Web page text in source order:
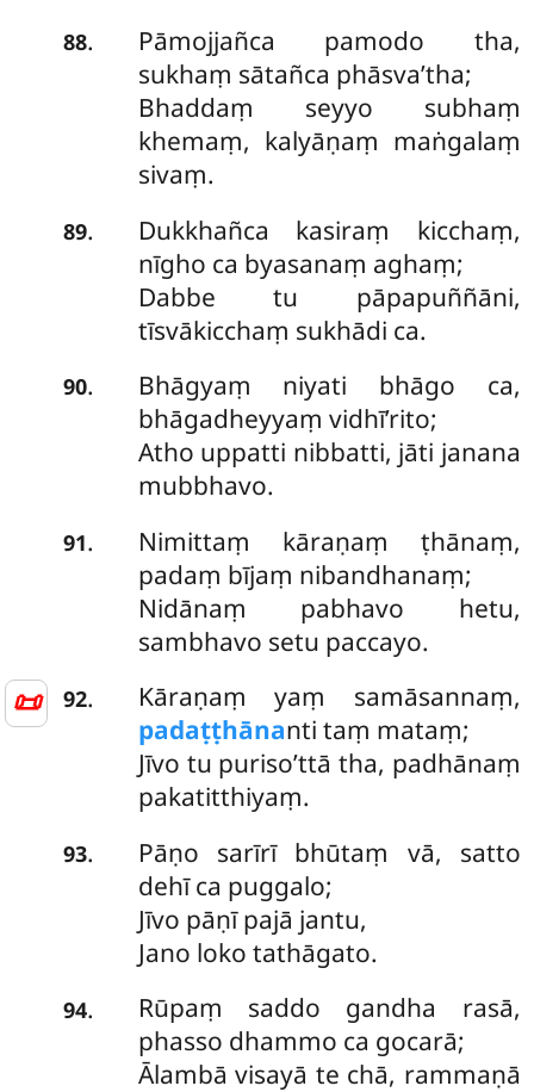
📜
88.
Pāmojjañca pamodo tha,
sukhaṃ sātañca phāsva’tha;
Bhaddaṃ seyyo subhaṃ
khemaṃ, kalyāṇaṃ maṅgalaṃ
sivaṃ.
89.
Dukkhañca kasiraṃ kicchaṃ,
nīgho ca byasanaṃ aghaṃ;
Dabbe tu pāpapuññāni,
tīsvākicchaṃ sukhādi ca.
90.
Bhāgyaṃ niyati bhāgo ca,
bhāgadheyyaṃ vidhī’rito;
Atho uppatti nibbatti, jāti janana
mubbhavo.
91.
Nimittaṃ kāraṇaṃ ṭhānaṃ,
padaṃ bījaṃ nibandhanaṃ;
Nidānaṃ pabhavo hetu,
sambhavo setu paccayo.
92.
Kāraṇaṃ yaṃ samāsannaṃ,
padaṭṭhānanti taṃ mataṃ;
Jīvo tu puriso’ttā tha, padhānaṃ
pakatitthiyaṃ.
93.
Pāṇo sarīrī bhūtaṃ vā, satto
dehī ca puggalo;
Jīvo pāṇī pajā jantu,
Jano loko tathāgato.
94.
Rūpaṃ saddo gandha rasā,
phasso dhammo ca gocarā;
Ālambā visayā te chā, rammaṇā